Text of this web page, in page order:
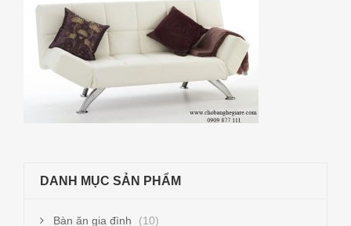
COPY
DANH MỤC SẢN PHẨM
Bàn ăn gia đình
(10)